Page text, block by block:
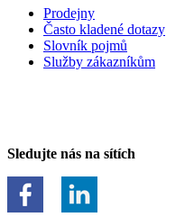
Prodejny
Často kladené dotazy
Slovník pojmů
Služby zákazníkům
Sledujte nás na sítích